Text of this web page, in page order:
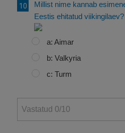
Millist nime kannab
Eestis ehitatud viikingilaev?
a: Aimar
b: Valkyria
c: Turm
Vastatud 0/10